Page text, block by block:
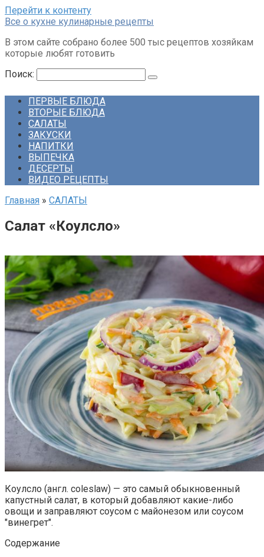
Перейти к контенту
Все о кухне кулинарные рецепты
В этом сайте собрано более 500 тыс рецептов хозяйкам
которые любят готовить
Поиск:
ПЕРВЫЕ БЛЮДА
ВТОРЫЕ БЛЮДА
САЛАТЫ
ЗАКУСКИ
НАПИТКИ
ВЫПЕЧКА
ДЕСЕРТЫ
ВИДЕО РЕЦЕПТЫ
Главная » САЛАТЫ
Салат «Коулсло»
Коулсло (англ. сoleslaw) — это самый обыкновенный
капустный салат, в который добавляют какие-либо
овощи и заправляют соусом с майонезом или соусом
"винегрет".
Содержание